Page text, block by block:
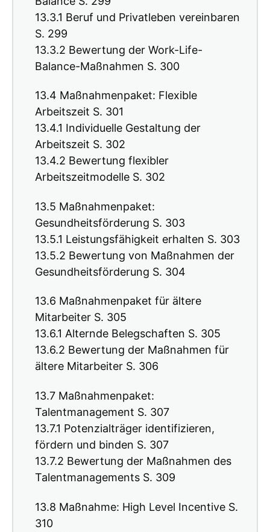
13.3.1 Beruf und Privatleben vereinbaren
S. 299
13.3.2 Bewertung der Work-Life-
Balance-Maßnahmen S. 300
13.4 Maßnahmenpaket: Flexible
Arbeitszeit S. 301
13.4.1 Individuelle Gestaltung der
Arbeitszeit S. 302
13.4.2 Bewertung flexibler
Arbeitszeitmodelle S. 302
13.5 Maßnahmenpaket:
Gesundheitsförderung S. 303
13.5.1 Leistungsfähigkeit erhalten S. 303
13.5.2 Bewertung von Maßnahmen der
Gesundheitsförderung S. 304
13.6 Maßnahmenpaket für ältere
Mitarbeiter S. 305
13.6.1 Alternde Belegschaften S. 305
13.6.2 Bewertung der Maßnahmen für
ältere Mitarbeiter S. 306
13.7 Maßnahmenpaket:
Talentmanagement S. 307
13.7.1 Potenzialträger identifizieren,
fördern und binden S. 307
13.7.2 Bewertung der Maßnahmen des
Talentmanagements S. 309
13.8 Maßnahme: High Level Incentive S.
310